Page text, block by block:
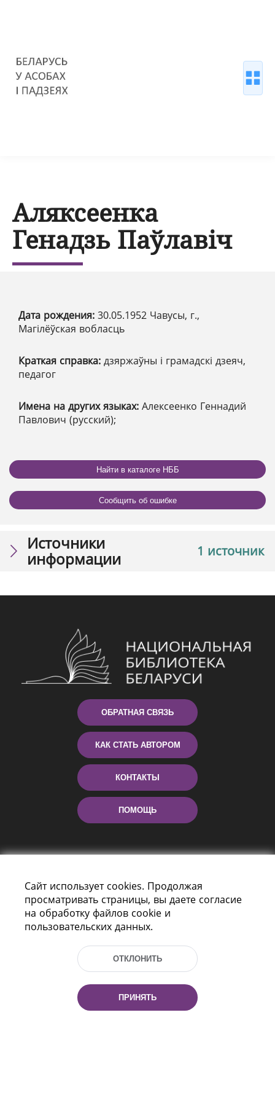
Аляксеенка
Генадзь Паўлавіч
Дата рождения: 30.05.1952 Чавусы, г.,
Магілёўская вобласць
Краткая справка: дзяржаўны і грамадскі дзеяч,
педагог
Имена на других языках: Алексеенко Геннадий
Павлович (русский);
Найти в каталоге НББ
Сообщить об ошибке
1 источник
Источники
информации
ОБРАТНАЯ СВЯЗЬ
КАК СТАТЬ АВТОРОМ
КОНТАКТЫ
ПОМОЩЬ
Пр-т Независимости 116
Тел.: (+375 17) 368 37 37, Факс: (+375 17)
Эл. почта: inbox@nlb.by
Сайт использует cookies. Продолжая
просматривать страницы, вы даете согласие
на обработку файлов cookie и
пользовательских данных.
ОТКЛОНИТЬ
ПРИНЯТЬ